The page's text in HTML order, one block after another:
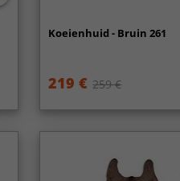
Koeienhuid - Bruin 261
219 € 259 €